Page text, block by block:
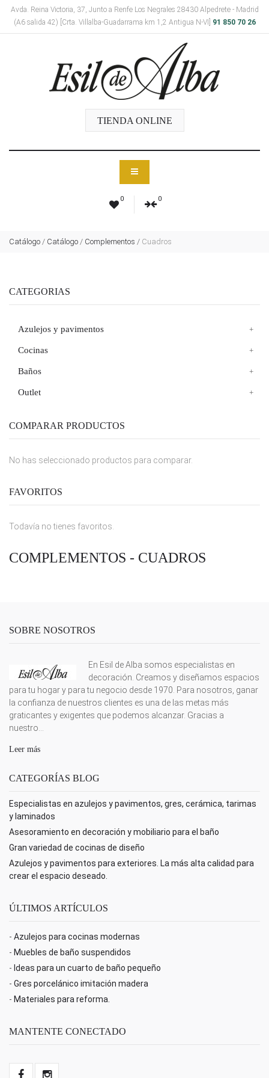
Avda. Reina Victoria, 37, Junto a Renfe Los Negrales 28430 Alpedrete - Madrid
(A6 salida 42) [Crta. Villalba-Guadarrama km 1,2 Antigua N-VI]
91 850 70 26
TIENDA ONLINE
0 0
Catálogo / Catálogo / Complementos / Cuadros
CATEGORIAS
Azulejos y pavimentos
Cocinas
Baños
Outlet
COMPARAR PRODUCTOS
No has seleccionado productos para comparar.
FAVORITOS
Todavía no tienes favoritos.
COMPLEMENTOS - CUADROS
SOBRE NOSOTROS
En Esil de Alba somos especialistas en
decoración. Creamos y diseñamos espacios
para tu hogar y para tu negocio desde 1970. Para nosotros, ganar
la confianza de nuestros clientes es una de las metas más
graticantes y exigentes que podemos alcanzar. Gracias a
nuestro...
Leer más
CATEGORÍAS BLOG
Especialistas en azulejos y pavimentos, gres, cerámica, tarimas
y laminados
Asesoramiento en decoración y mobiliario para el baño
Gran variedad de cocinas de diseño
Azulejos y pavimentos para exteriores. La más alta calidad para
crear el espacio deseado.
ÚLTIMOS ARTÍCULOS
- Azulejos para cocinas modernas
- Muebles de baño suspendidos
- Ideas para un cuarto de baño pequeño
- Gres porcelánico imitación madera
- Materiales para reforma.
MANTENTE CONECTADO